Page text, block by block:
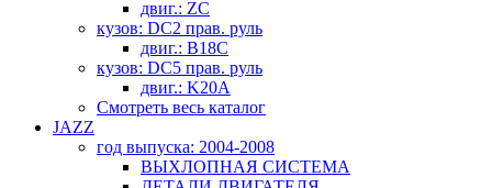
двиг.: ZC
кузов: DC2 прав. руль
двиг.: B18C
кузов: DC5 прав. руль
двиг.: K20A
Смотреть весь каталог
JAZZ
год выпуска: 2004-2008
ВЫХЛОПНАЯ СИСТЕМА